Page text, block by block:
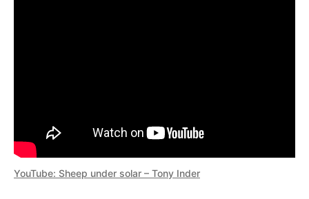
YouTube: Sheep under solar – Tony Inder